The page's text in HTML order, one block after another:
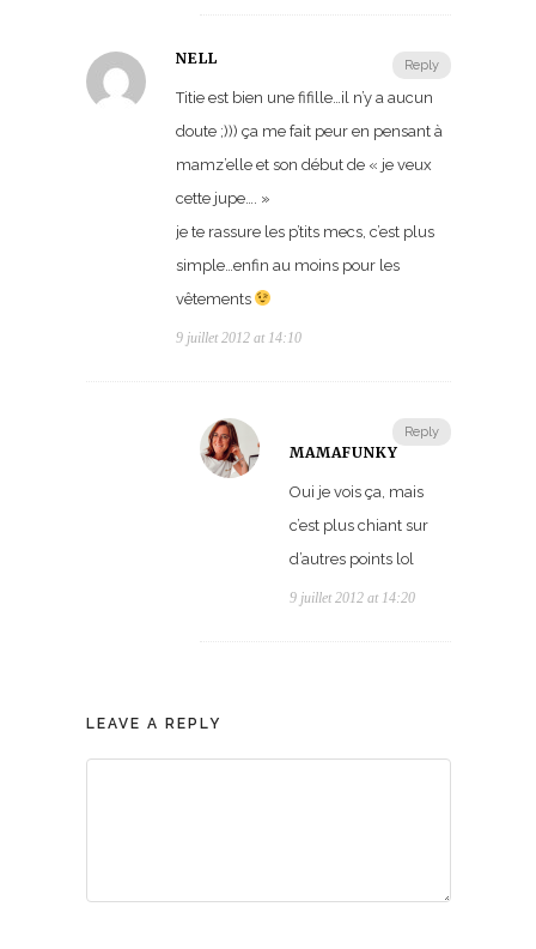
Reply
NELL
Titie est bien une fifille…il n’y a aucun
doute ;))) ça me fait peur en pensant à
mamz’elle et son début de « je veux
cette jupe…. »
je te rassure les p’tits mecs, c’est plus
simple…enfin au moins pour les
vêtements
9 juillet 2012 at 14:10
Reply
MAMAFUNKY
Oui je vois ça, mais
c’est plus chiant sur
d’autres points lol
9 juillet 2012 at 14:20
LEAVE A REPLY